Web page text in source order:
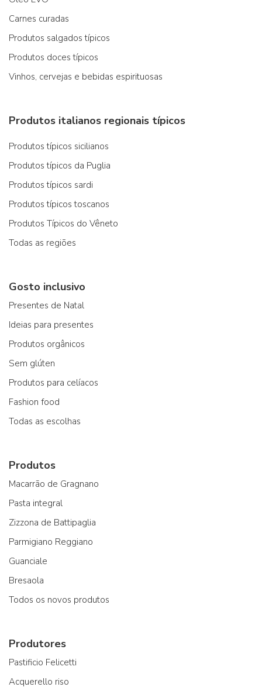
Carnes curadas
Produtos salgados típicos
Produtos doces típicos
Vinhos, cervejas e bebidas espirituosas
Produtos italianos regionais típicos
Produtos típicos sicilianos
Produtos típicos da Puglia
Produtos típicos sardi
Produtos típicos toscanos
Produtos Típicos do Vêneto
Todas as regiões
Gosto inclusivo
Presentes de Natal
Ideias para presentes
Produtos orgânicos
Sem glúten
Produtos para celíacos
Fashion food
Todas as escolhas
Produtos
Macarrão de Gragnano
Pasta integral
Zizzona de Battipaglia
Parmigiano Reggiano
Guanciale
Bresaola
Todos os novos produtos
Produtores
Pastificio Felicetti
Acquerello riso